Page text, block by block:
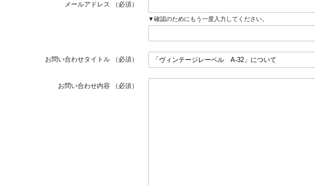
メールアドレス （必須）
▼確認のためにもう一度入力してください。
お問い合わせタイトル （必須）
お問い合わせ内容 （必須）